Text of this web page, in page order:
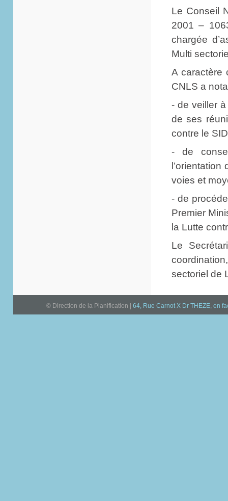
Le Conseil
2001 –
chargée
Multi
A caractère
CNLS a
- de veiller
de ses
contre le
- de
voies et
- de
Premier
la Lutte
Le
sectoriel de
© Direction de la Planification | 64, Rue Carnot X Dr THEZE, en